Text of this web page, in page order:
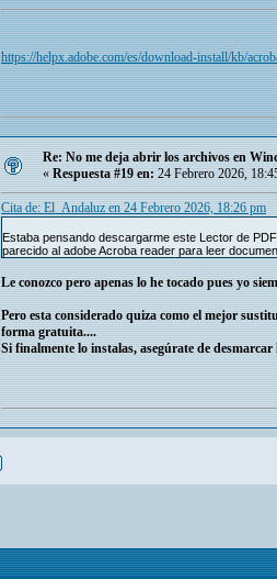
https://helpx.adobe.com/es/download-install/kb/
Re: No me deja abrir los archivos en
« Respuesta #19 en: 24 Febrero 2026,
Cita de: El_Andaluz en 24 Febrero 2026, 18:26 pm
Estaba pensando descargarme este Lector de
parecido al adobe Acroba reader para leer
Le conozco pero apenas lo he tocado pues yo
Pero esta considerado quiza como el mejor
forma gratuita....
Si finalmente lo instalas, asegúrate de